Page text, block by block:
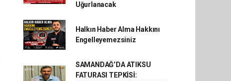
Uğurlanacak
Halkın Haber Alma Hakkını
Engelleyemezsiniz
SAMANDAĞ’DA ATIKSU
FATURASI TEPKİSİ: